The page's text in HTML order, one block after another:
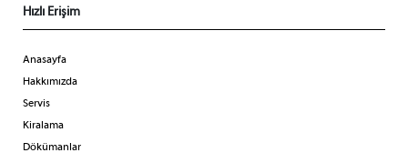
Hızlı Erişim
Anasayfa
Hakkımızda
Servis
Kiralama
Dökümanlar